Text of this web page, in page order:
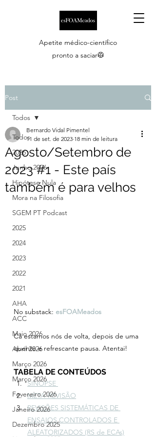
Apetite médico-científico
pronto a saciar🥼
Post
Todos
2026
Junho 2026
Hipótese Nula
Mora na Filosofia
SGEM PT Podcast
2025
2024
2023
2022
2021
AHA
ACC
Maio 2026
Abril 2026
Março 2026
Março 2026
Fevereiro 2026
Janeiro 2026
Dezembro 2025
Todos
Agosto/Setembro de
2023 #1 - Este país
também é para velhos
Bernardo Vidal Pimentel
11 de set. de 2023 18 min de leitura
No substack: esFOAMeados
Cá estamos nós de volta, depois de uma
quente e refrescante pausa. Atentai!
TABELA DE CONTEÚDOS
SINOPSE
META-REVISÃO
REVISÕES SISTEMÁTICAS DE
ENSAIOS CONTROLADOS E
ALEATORIZADOS (RS de ECAs)